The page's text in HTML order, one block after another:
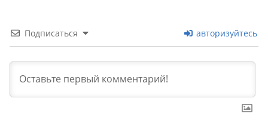
Подписаться авторизуйтесь